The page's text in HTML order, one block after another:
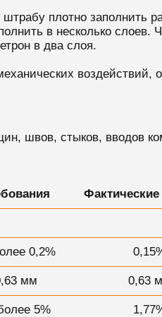
плотно заполнить
в несколько слоев.
в два слоя.
воздействий,
швов, стыков, вводов
Фактические
0,2%
мм 0,63
5%